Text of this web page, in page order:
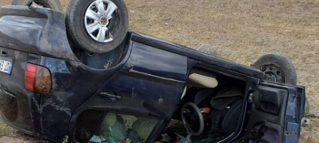
Çorum
Denizli
Diyarbakır
Edirne
Elazığ